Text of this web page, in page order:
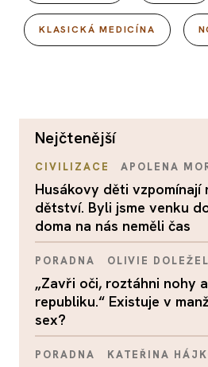
KLASICKÁ MEDICÍNA
nejčtenější
CIVILIZACE APOLENA
Husákovy děti vzpomínají
dětství. Byli jsme venku
doma na nás neměli čas
PORADNA OLIVIE
„Zavři oči, roztáhni nohy
republiku.“ Existuje v
sex?
PORADNA KATEŘINA